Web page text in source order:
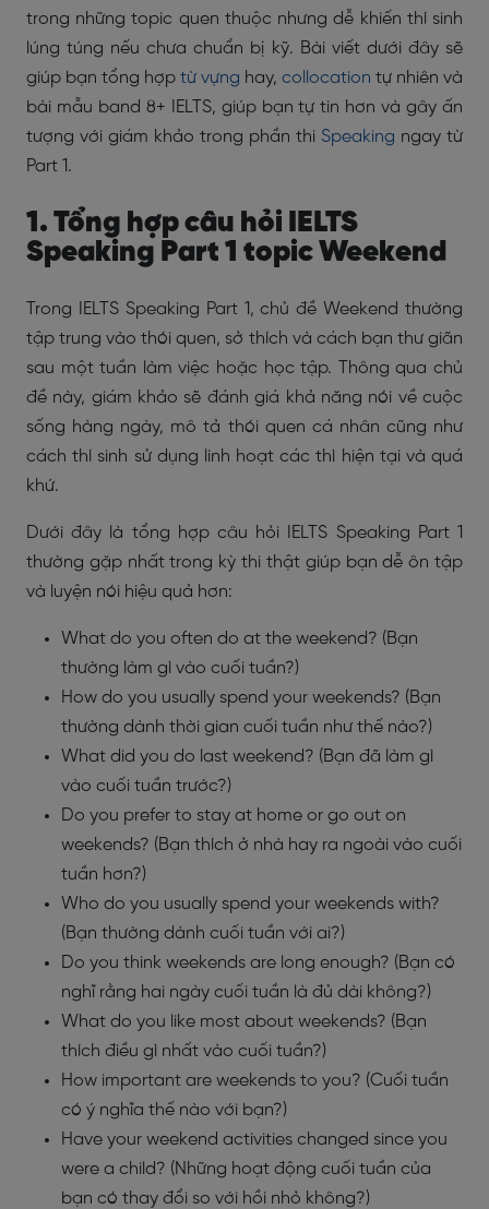
trong những topic quen thuộc nhưng dễ khiến thí sinh
lúng túng nếu chưa chuẩn bị kỹ. Bài viết dưới đây sẽ
giúp bạn tổng hợp từ vựng hay, collocation tự nhiên và
bài mẫu band 8+ IELTS, giúp bạn tự tin hơn và gây ấn
tượng với giám khảo trong phần thi Speaking ngay từ
Part 1.
1. Tổng hợp câu hỏi IELTS
Speaking Part 1 topic Weekend
Trong IELTS Speaking Part 1, chủ đề Weekend thường
tập trung vào thói quen, sở thích và cách bạn thư giãn
sau một tuần làm việc hoặc học tập. Thông qua chủ
đề này, giám khảo sẽ đánh giá khả năng nói về cuộc
sống hàng ngày, mô tả thói quen cá nhân cũng như
cách thí sinh sử dụng linh hoạt các thì hiện tại và quá
khứ.
Dưới đây là tổng hợp câu hỏi IELTS Speaking Part 1
thường gặp nhất trong kỳ thi thật giúp bạn dễ ôn tập
và luyện nói hiệu quả hơn:
What do you often do at the weekend? (Bạn
thường làm gì vào cuối tuần?)
How do you usually spend your weekends? (Bạn
thường dành thời gian cuối tuần như thế nào?)
What did you do last weekend? (Bạn đã làm gì
vào cuối tuần trước?)
Do you prefer to stay at home or go out on
weekends? (Bạn thích ở nhà hay ra ngoài vào cuối
tuần hơn?)
Who do you usually spend your weekends with?
(Bạn thường dành cuối tuần với ai?)
Do you think weekends are long enough? (Bạn có
nghĩ rằng hai ngày cuối tuần là đủ dài không?)
What do you like most about weekends? (Bạn
thích điều gì nhất vào cuối tuần?)
How important are weekends to you? (Cuối tuần
có ý nghĩa thế nào với bạn?)
Have your weekend activities changed since you
were a child? (Những hoạt động cuối tuần của
bạn có thay đổi so với hồi nhỏ không?)